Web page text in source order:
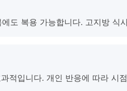
도 복용 가능합니다. 고지방 식
적입니다. 개인 반응에 따라 시